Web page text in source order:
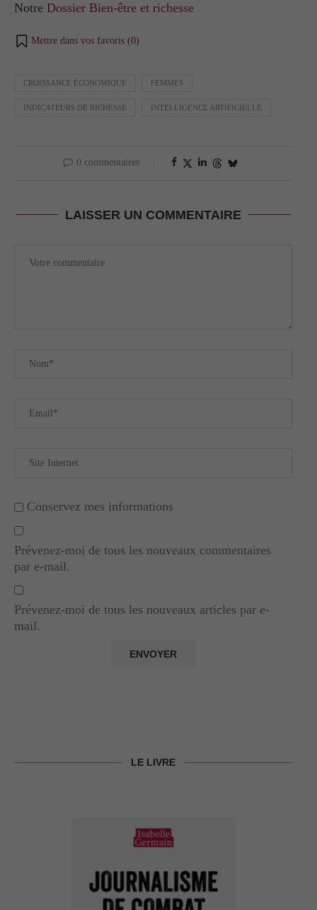
Notre Dossier Bien-être et richesse
Mettre dans vos favoris (0)
CROISSANCE ÉCONOMIQUE FEMMES
INDICATEURS DE RICHESSE INTELLIGENCE ARTIFICIELLE
0 commentaires
LAISSER UN COMMENTAIRE
Conservez mes informations
Prévenez-moi de tous les nouveaux commentaires
par e-mail.
Prévenez-moi de tous les nouveaux articles par e-
mail.
LE LIVRE